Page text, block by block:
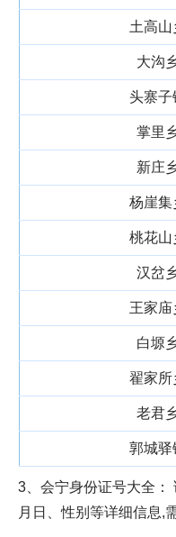
土高山
大沟
头寨子
掌里
新庄
杨崖集
桃花山
汉岔
王家庙
白塬
翟家所
老君
郭城驿
3、会宁身份证号大全：
月日、性别等详细信息,